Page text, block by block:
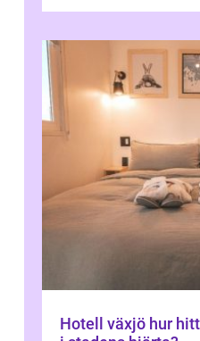
Hotell växjö hur hittar man rätt boende